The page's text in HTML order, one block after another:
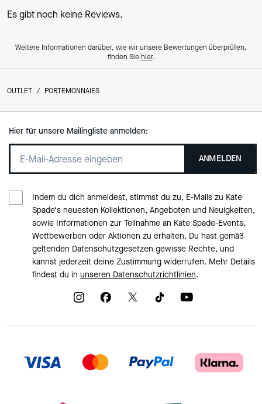
Es gibt noch keine Reviews.
Weitere Informationen darüber, wie wir unsere Bewertungen überprüfen,
finden Siehier.
OUTLET / PORTEMONNAIES
Hier für unsere Mailingliste anmelden:
ANMELDEN
Indem du dich anmeldest, stimmst du zu, E-Mails zu Kate
Spade‘s neuesten Kollektionen, Angeboten und Neuigkeiten,
sowie Informationen zur Teilnahme an Kate Spade-Events,
Wettbewerben oder Aktionen zu erhalten. Du hast gemäß
geltenden Datenschutzgesetzen gewisse Rechte, und
kannst jederzeit deine Zustimmung widerrufen. Mehr Details
findest du in unseren Datenschutzrichtlinien.